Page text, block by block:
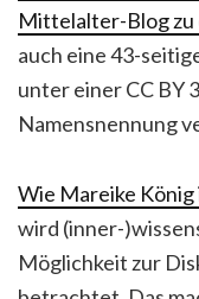
Mittelalter-Blog zu
auch eine 43-
unter einer CC BY
Namensnennung
Wie Mareike
wird (inner-
Möglichkeit zur